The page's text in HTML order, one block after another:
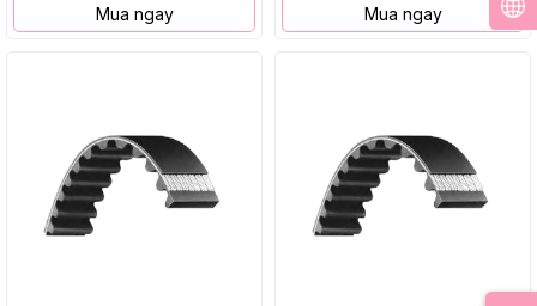
Mua ngay
Mua ngay